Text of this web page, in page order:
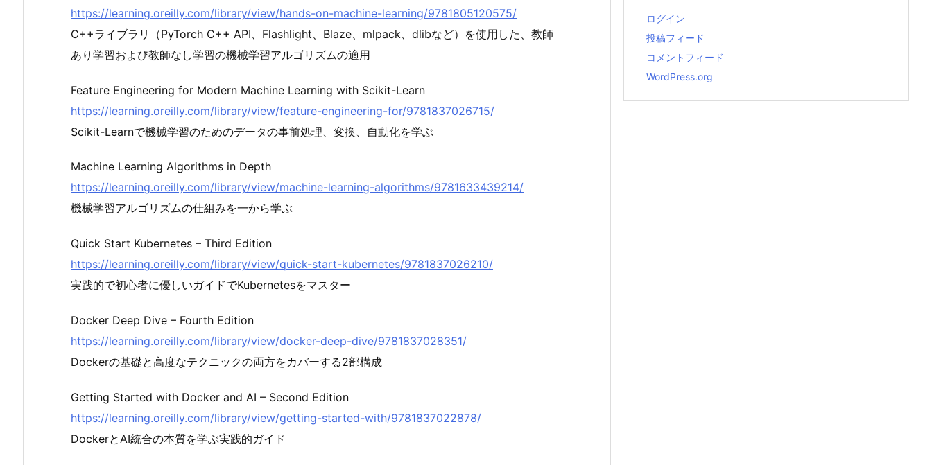
https://learning.oreilly.com/library/view/hands-on-machine-learning/9781805120575/
C++ライブラリ（PyTorch C++ API、Flashlight、Blaze、mlpack、dlibなど）を使用した、教師
あり学習および教師なし学習の機械学習アルゴリズムの適用
Feature Engineering for Modern Machine Learning with Scikit-Learn
https://learning.oreilly.com/library/view/feature-engineering-for/9781837026715/
Scikit-Learnで機械学習のためのデータの事前処理、変換、自動化を学ぶ
Machine Learning Algorithms in Depth
https://learning.oreilly.com/library/view/machine-learning-algorithms/9781633439214/
機械学習アルゴリズムの仕組みを一から学ぶ
Quick Start Kubernetes – Third Edition
https://learning.oreilly.com/library/view/quick-start-kubernetes/9781837026210/
実践的で初心者に優しいガイドでKubernetesをマスター
Docker Deep Dive – Fourth Edition
https://learning.oreilly.com/library/view/docker-deep-dive/9781837028351/
Dockerの基礎と高度なテクニックの両方をカバーする2部構成
Getting Started with Docker and AI – Second Edition
https://learning.oreilly.com/library/view/getting-started-with/9781837022878/
DockerとAI統合の本質を学ぶ実践的ガイド
ログイン
投稿フィード
コメントフィード
WordPress.org